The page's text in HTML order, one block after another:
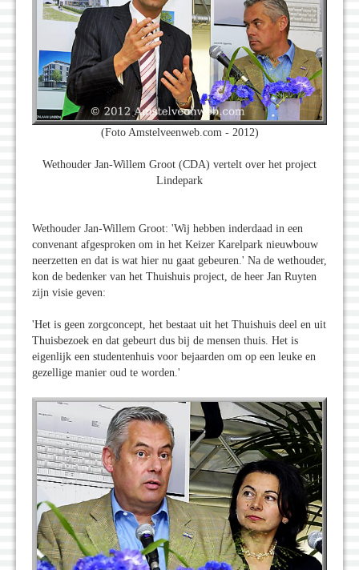
(Foto Amstelveenweb.com - 2012)
Wethouder Jan-Willem Groot (CDA) vertelt over het project
Lindepark
Wethouder Jan-Willem Groot: 'Wij hebben inderdaad in een
convenant afgesproken om in het Keizer Karelpark nieuwbouw
neerzetten en dat is wat hier nu gaat gebeuren.' Na de wethouder,
kon de bedenker van het Thuishuis project, de heer Jan Ruyten
zijn visie geven:
'Het is geen zorgconcept, het bestaat uit het Thuishuis deel en uit
Thuisbezoek en dat gebeurt dus bij de mensen thuis. Het is
eigenlijk een studentenhuis voor bejaarden om op een leuke en
gezellige manier oud te worden.'